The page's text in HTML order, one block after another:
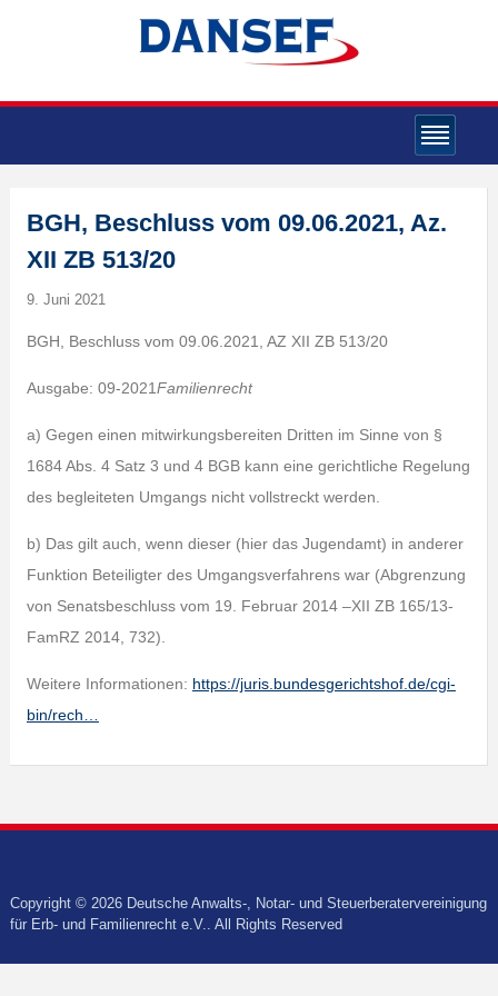
BGH, Beschluss vom 09.06.2021, Az.
XII ZB 513/20
9. Juni 2021
BGH, Beschluss vom 09.06.2021, AZ XII ZB 513/20
Ausgabe: 09-2021Familienrecht
a) Gegen einen mitwirkungsbereiten Dritten im Sinne von §
1684 Abs. 4 Satz 3 und 4 BGB kann eine gerichtliche Regelung
des begleiteten Umgangs nicht vollstreckt werden.
b) Das gilt auch, wenn dieser (hier das Jugendamt) in anderer
Funktion Beteiligter des Umgangsverfahrens war (Abgrenzung
von Senatsbeschluss vom 19. Februar 2014 –XII ZB 165/13-
FamRZ 2014, 732).
Weitere Informationen: https://juris.bundesgerichtshof.de/cgi-
bin/rech…
Copyright © 2026 Deutsche Anwalts-, Notar- und Steuerberatervereinigung
für Erb- und Familienrecht e.V.. All Rights Reserved